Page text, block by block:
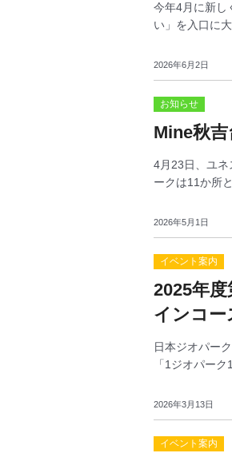
今年4月に新し
い」を入口に
2026年6月2日
お知らせ
Mine秋
4月23日、ユ
ークは11か所
2026年5月1日
イベント案内
2025年
インコー
日本ジオパー
「1ジオパーク
2026年3月13日
イベント案内